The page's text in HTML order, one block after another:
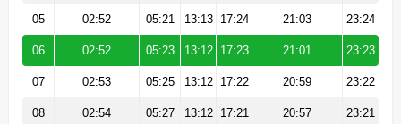
05 02:52 05:21 13:13 17:24 21:03 23:24
06 02:52 05:23 13:12 17:23 21:01 23:23
07 02:53 05:25 13:12 17:22 20:59 23:22
08 02:54 05:27 13:12 17:21 20:57 23:21